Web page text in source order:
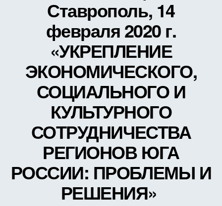
Ставрополь, 14
февраля 2020 г.
«УКРЕПЛЕНИЕ
ЭКОНОМИЧЕСКОГО,
СОЦИАЛЬНОГО И
КУЛЬТУРНОГО
СОТРУДНИЧЕСТВА
РЕГИОНОВ ЮГА
РОССИИ: ПРОБЛЕМЫ И
РЕШЕНИЯ»